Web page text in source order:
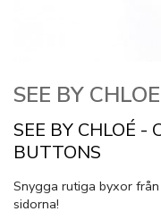
SEE BY CHLOE
SEE BY CHLOÉ -
BUTTONS
Snygga rutiga byxor
sidorna!